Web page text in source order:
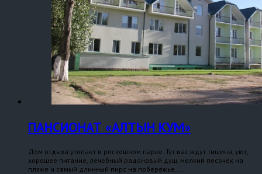
ПАНСИОНАТ «АЛТЫН КУМ»
Дом отдыха утопает в роскошном парке. Тут вас ждут тишина, уют,
хорошее питание, лечебный радоновый душ, мелкий песочек на
пляже и самый длинный пирс на побережье....